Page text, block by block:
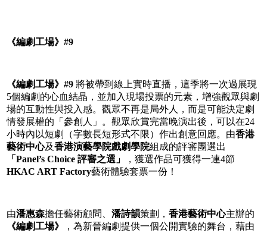
《編劇工場》 #9
《編劇工場》 #9 將被帶到線上實時直播，這季將一次過展現
5個編劇的心血結晶，並加入現場投票的元素，增強觀眾與劇
場的互動性與投入感。觀眾不再是局外人，而是可能決定劇
情發展權的「參創人」。觀眾欣賞完當晚演出後，可以在24
小時內以短劇（字數長短形式不限）作出創意回應。由香港
藝術中心及香港演藝學院戲劇學院組成的評審團選出
「 Panel’s Choice 評審之選」
，獲選作品可獲得一連4節
HKAC ART Factory藝術體驗套票一份！
由潘惠森擔任藝術顧問、 潘詩韻策劃， 香港藝術中心主辦的
《編劇工場》
，為新晉編劇提供一個公開實驗的舞台，藉由